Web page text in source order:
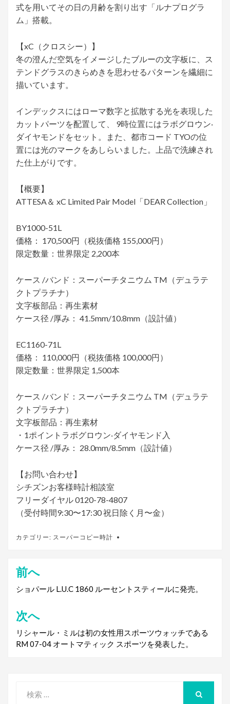
式を用いてその日の月齢を割り出す「ルナプログラ
ム」搭載。
【xC（クロスシー）】
冬の澄んだ空気をイメージしたブルーの文字板に、ス
テンドグラスのきらめきを思わせるパターンを繊細に
描いています。
インデックスにはローマ数字と拡散する光を表現した
カットパーツを配置して、 9時位置にはラボグロウン‧
ダイヤモンドをセット。また、都市コード TYOの位
置には光のマークをあしらいました。上品で洗練され
た仕上がりです。
【概要】
ATTESA＆ xC Limited Pair Model「DEAR Collection」
BY1000-51L
価格： 170,500円（税抜価格 155,000円）
限定数量：世界限定 2,200本
ケース /バンド：スーパーチタニウム TM（デュラテ
クトプラチナ）
文字板部品：再生素材
ケース径 /厚み： 41.5mm/10.8mm（設計値）
EC1160-71L
価格： 110,000円（税抜価格 100,000円）
限定数量：世界限定 1,500本
ケース /バンド：スーパーチタニウム TM（デュラテ
クトプラチナ）
文字板部品：再生素材
・1ポイントラボグロウン‧ダイヤモンド入
ケース径 /厚み： 28.0mm/8.5mm（設計値）
【お問い合わせ】
シチズンお客様時計相談室
フリーダイヤル 0120-78-4807
（受付時間9:30〜17:30 祝日除く月〜金）
カテゴリー: スーパーコピー時計
投
稿
ナ
ビ
ゲ
ョ
前へ
ショパール L.U.C 1860 ルーセントスティールに発売。
次へ
リシャール・ミルは初の女性用スポーツウォッチである
RM 07-04 オートマティック スポーツを発表した。